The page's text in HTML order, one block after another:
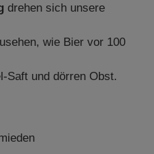
drehen sich unsere
wie Bier vor 100
Saft und dörren Obst.